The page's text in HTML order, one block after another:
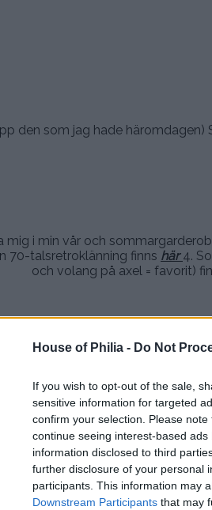
House of Philia - Do Not
If you wish to opt-out of the sale,
sensitive information for targeted
confirm your selection. Please
continue seeing interest-based
information disclosed to third
further disclosure of your personal
participants. This information may
Downstream Participants that may
den som jag hade
mig i min vår och
70-talsretroklänning finns här 4.
och volang på axel = favorit)
dyraste varan
nedsatta priser. Giltig t.o.m
.
KRAM